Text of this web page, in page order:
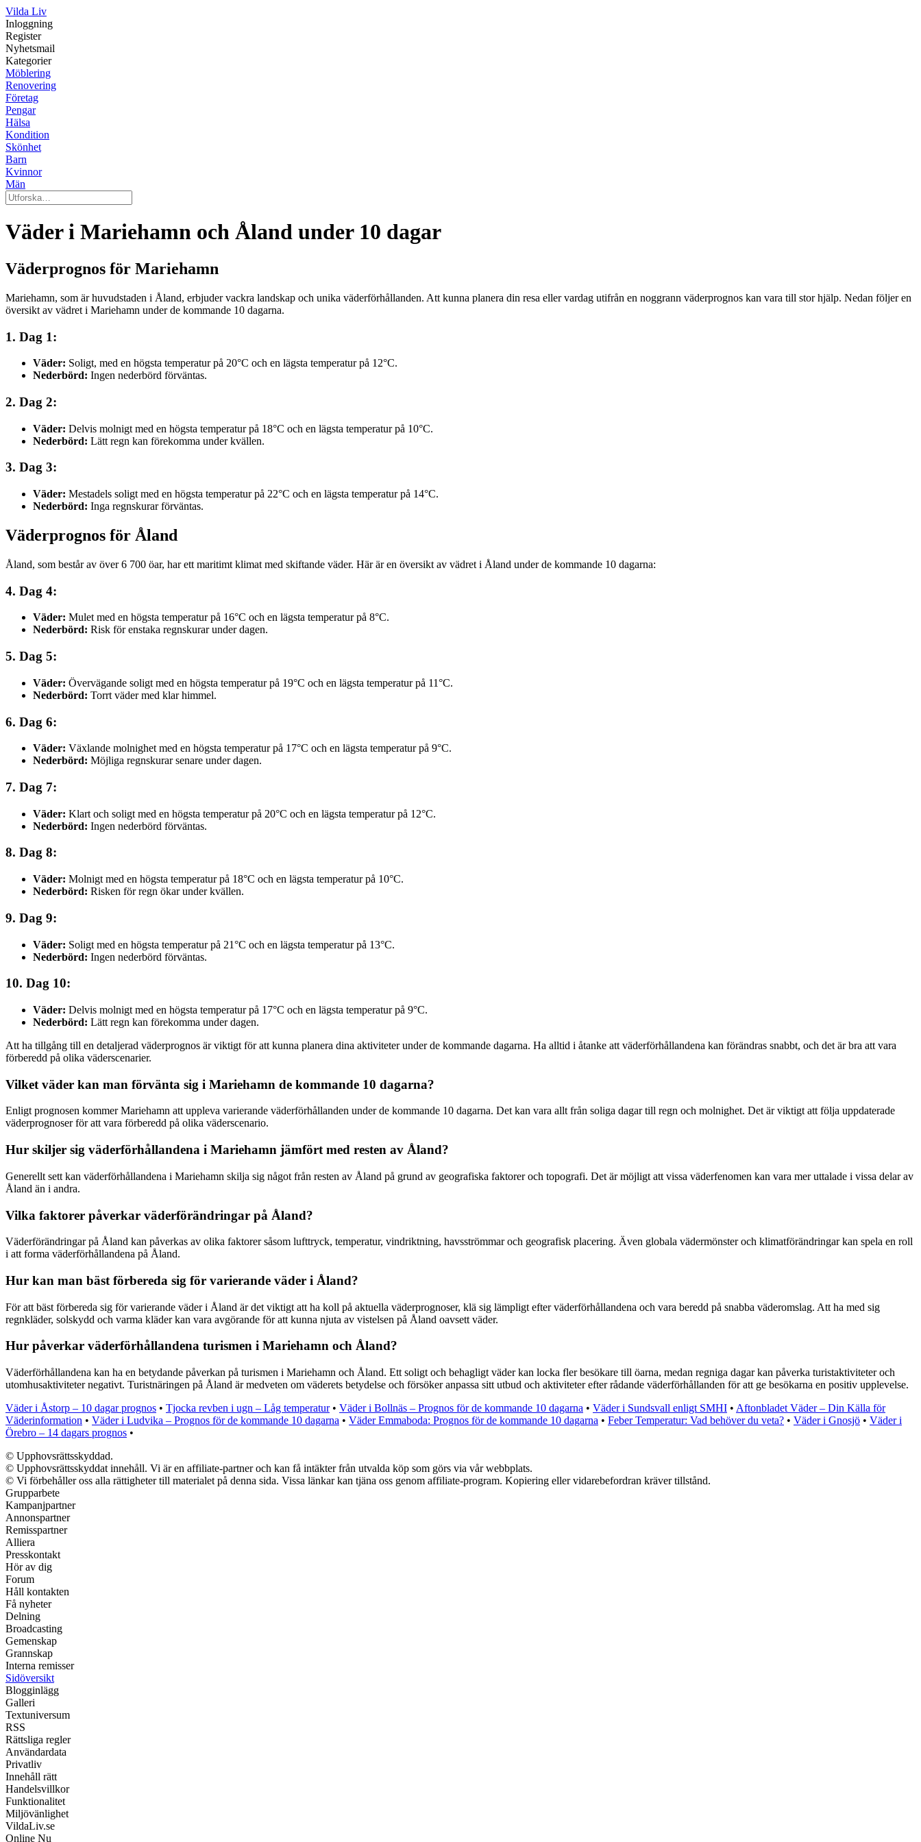
Vilda Liv
Inloggning
Register
Nyhetsmail
Kategorier
Möblering
Renovering
Företag
Pengar
Hälsa
Kondition
Skönhet
Barn
Kvinnor
Män
Väder i Mariehamn och Åland under 10 dagar
Väderprognos för Mariehamn
Mariehamn, som är huvudstaden i Åland, erbjuder vackra landskap och unika väderförhållanden. Att kunna planera din resa eller vardag utifrån en noggrann väderprognos kan vara till stor hjälp. Nedan följer en
översikt av vädret i Mariehamn under de kommande 10 dagarna.
1. Dag 1:
Väder: Soligt, med en högsta temperatur på 20°C och en lägsta temperatur på 12°C.
Nederbörd: Ingen nederbörd förväntas.
2. Dag 2:
Väder: Delvis molnigt med en högsta temperatur på 18°C och en lägsta temperatur på 10°C.
Nederbörd: Lätt regn kan förekomma under kvällen.
3. Dag 3:
Väder: Mestadels soligt med en högsta temperatur på 22°C och en lägsta temperatur på 14°C.
Nederbörd: Inga regnskurar förväntas.
Väderprognos för Åland
Åland, som består av över 6 700 öar, har ett maritimt klimat med skiftande väder. Här är en översikt av vädret i Åland under de kommande 10 dagarna:
4. Dag 4:
Väder: Mulet med en högsta temperatur på 16°C och en lägsta temperatur på 8°C.
Nederbörd: Risk för enstaka regnskurar under dagen.
5. Dag 5:
Väder: Övervägande soligt med en högsta temperatur på 19°C och en lägsta temperatur på 11°C.
Nederbörd: Torrt väder med klar himmel.
6. Dag 6:
Väder: Växlande molnighet med en högsta temperatur på 17°C och en lägsta temperatur på 9°C.
Nederbörd: Möjliga regnskurar senare under dagen.
7. Dag 7:
Väder: Klart och soligt med en högsta temperatur på 20°C och en lägsta temperatur på 12°C.
Nederbörd: Ingen nederbörd förväntas.
8. Dag 8:
Väder: Molnigt med en högsta temperatur på 18°C och en lägsta temperatur på 10°C.
Nederbörd: Risken för regn ökar under kvällen.
9. Dag 9:
Väder: Soligt med en högsta temperatur på 21°C och en lägsta temperatur på 13°C.
Nederbörd: Ingen nederbörd förväntas.
10. Dag 10:
Väder: Delvis molnigt med en högsta temperatur på 17°C och en lägsta temperatur på 9°C.
Nederbörd: Lätt regn kan förekomma under dagen.
Att ha tillgång till en detaljerad väderprognos är viktigt för att kunna planera dina aktiviteter under de kommande dagarna. Ha alltid i åtanke att väderförhållandena kan förändras snabbt, och det är bra att vara
förberedd på olika väderscenarier.
Vilket väder kan man förvänta sig i Mariehamn de kommande 10 dagarna?
Enligt prognosen kommer Mariehamn att uppleva varierande väderförhållanden under de kommande 10 dagarna. Det kan vara allt från soliga dagar till regn och molnighet. Det är viktigt att följa uppdaterade
väderprognoser för att vara förberedd på olika väderscenario.
Hur skiljer sig väderförhållandena i Mariehamn jämfört med resten av Åland?
Generellt sett kan väderförhållandena i Mariehamn skilja sig något från resten av Åland på grund av geografiska faktorer och topografi. Det är möjligt att vissa väderfenomen kan vara mer uttalade i vissa delar av
Åland än i andra.
Vilka faktorer påverkar väderförändringar på Åland?
Väderförändringar på Åland kan påverkas av olika faktorer såsom lufttryck, temperatur, vindriktning, havsströmmar och geografisk placering. Även globala vädermönster och klimatförändringar kan spela en roll
i att forma väderförhållandena på Åland.
Hur kan man bäst förbereda sig för varierande väder i Åland?
För att bäst förbereda sig för varierande väder i Åland är det viktigt att ha koll på aktuella väderprognoser, klä sig lämpligt efter väderförhållandena och vara beredd på snabba väderomslag. Att ha med sig
regnkläder, solskydd och varma kläder kan vara avgörande för att kunna njuta av vistelsen på Åland oavsett väder.
Hur påverkar väderförhållandena turismen i Mariehamn och Åland?
Väderförhållandena kan ha en betydande påverkan på turismen i Mariehamn och Åland. Ett soligt och behagligt väder kan locka fler besökare till öarna, medan regniga dagar kan påverka turistaktiviteter och
utomhusaktiviteter negativt. Turistnäringen på Åland är medveten om väderets betydelse och försöker anpassa sitt utbud och aktiviteter efter rådande väderförhållanden för att ge besökarna en positiv upplevelse.
Väder i Åstorp – 10 dagar prognos • Tjocka revben i ugn – Låg temperatur• Väder i Bollnäs – Prognos för de kommande 10 dagarna • Väder i Sundsvall enligt SMHI • Aftonbladet Väder – Din Källa för
Väderinformation • Väder i Ludvika – Prognos för de kommande 10 dagarna • Väder Emmaboda: Prognos för de kommande 10 dagarna • Feber Temperatur: Vad behöver du veta? • Väder i Gnosjö • Väder i
Örebro – 14 dagars prognos •
© Upphovsrättsskyddad.
© Upphovsrättsskyddat innehåll. Vi är en affiliate-partner och kan få intäkter från utvalda köp som görs via vår webbplats.
© Vi förbehåller oss alla rättigheter till materialet på denna sida. Vissa länkar kan tjäna oss genom affiliate-program. Kopiering eller vidarebefordran kräver tillstånd.
Grupparbete
Kampanjpartner
Annonspartner
Remisspartner
Alliera
Presskontakt
Hör av dig
Forum
Håll kontakten
Få nyheter
Delning
Broadcasting
Gemenskap
Grannskap
Interna remisser
Sidöversikt
Blogginlägg
Galleri
Textuniversum
RSS
Rättsliga regler
Användardata
Privatliv
Innehåll rätt
Handelsvillkor
Funktionalitet
Miljövänlighet
VildaLiv.se
Online Nu